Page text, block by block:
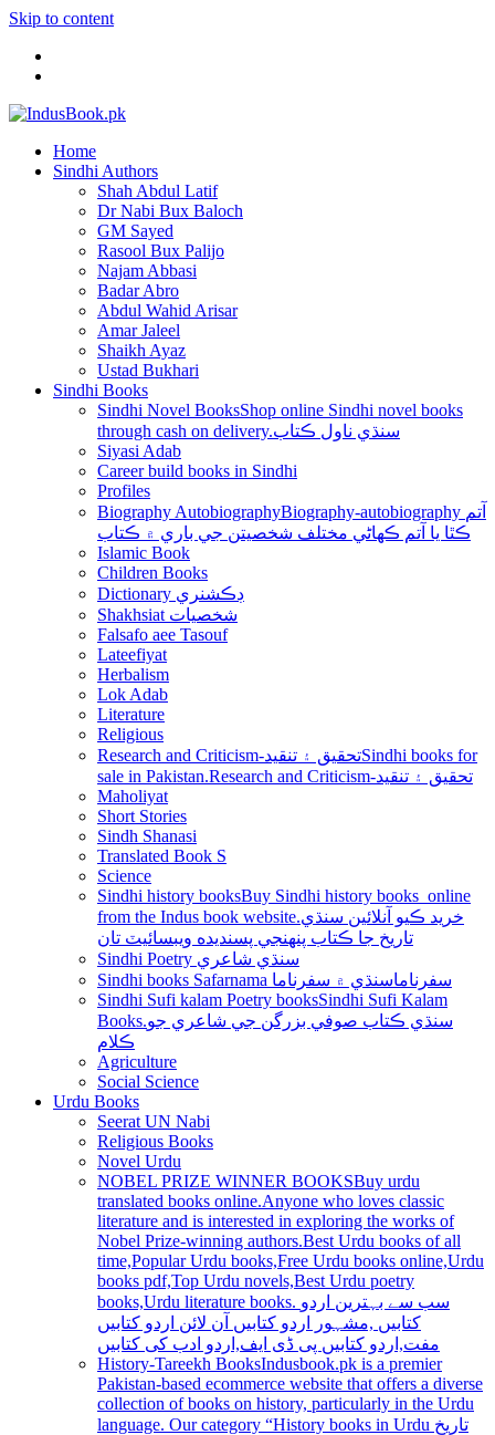
Skip to content
Home
Sindhi Authors
Shah Abdul Latif
Dr Nabi Bux Baloch
GM Sayed
Rasool Bux Palijo
Najam Abbasi
Badar Abro
Abdul Wahid Arisar
Amar Jaleel
Shaikh Ayaz
Ustad Bukhari
Sindhi Books
Sindhi Novel BooksShop online Sindhi novel books
through cash on delivery.سنڌي ناول ڪتاب
Siyasi Adab
Career build books in Sindhi
Profiles
Biography AutobiographyBiography-autobiography آتم
ڪٿا يا آتم ڪھاڻي مختلف شخصيتن جي باري ۾ ڪتاب
Islamic Book
Children Books
Dictionary ڊڪشنري
Shakhsiat شخصيات
Falsafo aee Tasouf
Lateefiyat
Herbalism
Lok Adab
Literature
Religious
Research and Criticism-تحقيق ۽ تنقيدSindhi books for
sale in Pakistan.Research and Criticism-تحقيق ۽ تنقيد
Maholiyat
Short Stories
Sindh Shanasi
Translated Book S
Science
Sindhi history booksBuy Sindhi history books online
from the Indus book website.خريد ڪيو آنلائين سنڌي
تاريخ جا ڪتاب پنھنجي پسنديده ويبسائيٽ تان
Sindhi Poetry سنڌي شاعري
Sindhi books Safarnama سفرناماسنڌي ۾ سفرناما
Sindhi Sufi kalam Poetry booksSindhi Sufi Kalam
Books.سنڌي ڪتاب صوفي بزرگن جي شاعري جو
ڪلام
Agriculture
Social Science
Urdu Books
Seerat UN Nabi
Religious Books
Novel Urdu
NOBEL PRIZE WINNER BOOKSBuy urdu
translated books online.Anyone who loves classic
literature and is interested in exploring the works of
Nobel Prize-winning authors.Best Urdu books of all
time,Popular Urdu books,Free Urdu books online,Urdu
books pdf,Top Urdu novels,Best Urdu poetry
books,Urdu literature books. سب سے بہترین اردو
کتابیں ,مشہور اردو کتابیں آن لائن اردو کتابیں
مفت,اردو کتابیں پی ڈی ایف,اردو ادب کی کتابیں
History-Tareekh BooksIndusbook.pk is a premier
Pakistan-based ecommerce website that offers a diverse
collection of books on history, particularly in the Urdu
language. Our category “History books in Urdu تاریخ